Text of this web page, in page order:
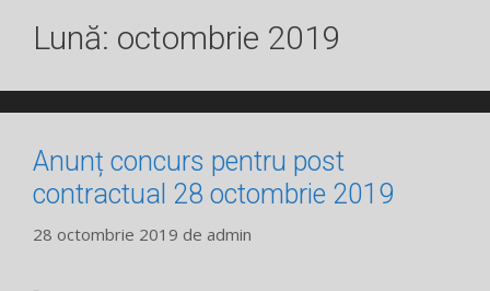
Lună: octombrie 2019
Anunț concurs pentru post
contractual 28 octombrie 2019
28 octombrie 2019 de admin